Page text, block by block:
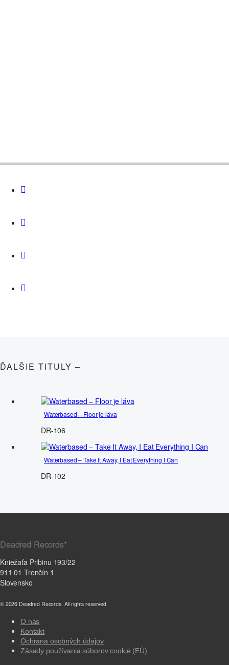
ĎALŠIE TITULY –
Waterbased – Floor je láva
DR-106
Waterbased – Take It Away, I Eat Everything I Can
DR-102
Deadred Records*
Kniežaťa Pribinu 193/22
911 01 Trenčín 1
Slovensko
© 2026 Deadred Records. All rights reserved.
O nás
Kontakt
Ochrana osobných údajov
Zásady používania súborov cookie (EÚ)